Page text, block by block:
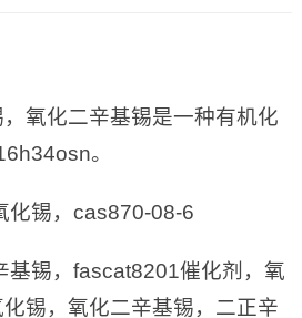
氧化二辛基锡是一种有机化
。
化锡，cas870-08-6
基锡，fascat8201催化剂，氧
锡，氧化二辛基锡，二正辛